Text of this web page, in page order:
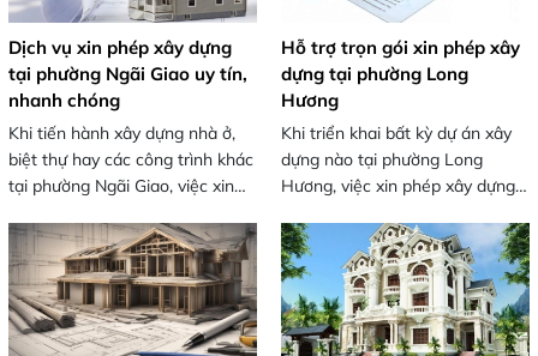
Dịch vụ xin phép xây dựng
tại phường Ngãi Giao uy tín,
nhanh chóng
Khi tiến hành xây dựng nhà ở,
biệt thự hay các công trình khác
tại phường Ngãi Giao, việc xin
Giao là bước quan trọng và bắt
buộc theo quy định pháp luật.
Giấy phép xây dựng không chỉ
giúp công trình của bạn hợp
pháp, tuân thủ quy chuẩn kỹ
Hỗ trợ trọn gói xin phép xây
dựng tại phường Long
Hương
Khi triển khai bất kỳ dự án xây
dựng nào tại phường Long
Hương, việc xin phép xây dựng
quan trọng và bắt buộc. Giấy
phép xây dựng không chỉ giúp
công trình của bạn hợp pháp,
đảm bảo an toàn kỹ thuật và
tuân thủ quy chuẩn xây dựng,